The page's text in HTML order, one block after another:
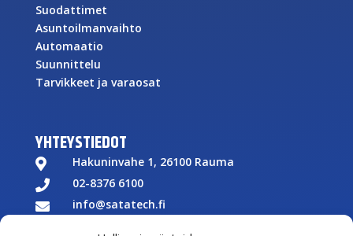
Suodattimet
Asuntoilmanvaihto
Automaatio
Suunnittelu
Tarvikkeet ja varaosat
YHTEYSTIEDOT
 Hakuninvahe 1, 26100 Rauma
 02-8376 6100
 info@satatech.fi